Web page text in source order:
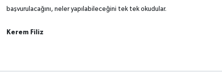
başvurulacağını, neler yapılabileceğini tek tek okudular.
Kerem Filiz